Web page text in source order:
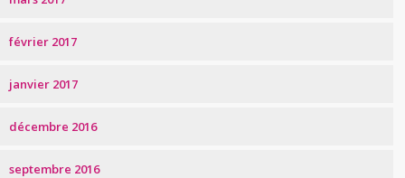
février 2017
janvier 2017
décembre 2016
septembre 2016